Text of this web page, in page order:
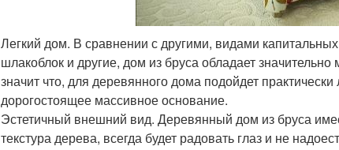
Легкий дом. В сравнении с другими, видами
шлакоблок и другие, дом из бруса обладает
значит что, для деревянного дома подойдет
дорогостоящее массивное основание.
Эстетичный внешний вид. Деревянный дом из бруса
текстура дерева, всегда будет радовать глаз и не